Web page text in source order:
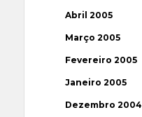
Abril 2005
Março 2005
Fevereiro 2005
Janeiro 2005
Dezembro 2004